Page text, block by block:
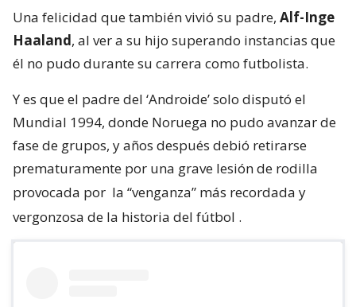
Una felicidad que también vivió su padre, Alf-Inge
Haaland, al ver a su hijo superando instancias que
él no pudo durante su carrera como futbolista.
Y es que el padre del ‘Androide’ solo disputó el
Mundial 1994, donde Noruega no pudo avanzar de
fase de grupos, y años después debió retirarse
prematuramente por una grave lesión de rodilla
provocada por la “venganza” más recordada y
vergonzosa de la historia del fútbol .